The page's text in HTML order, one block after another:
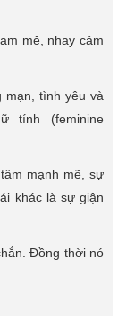
mê, nhạy cảm
mạn, tình yêu và
tính (feminine
mạnh mẽ, sự
khác là sự giận
Đồng thời nó